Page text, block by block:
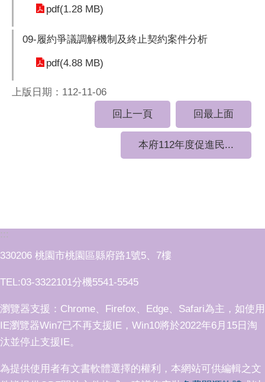
pdf(1.28 MB)
09-履約爭議調解機制及終止契約案件分析
pdf(4.88 MB)
上版日期：112-11-06
回上一頁
回最上面
本府112年度促進民...
:::
330206 桃園市桃園區縣府路1號5、7樓
TEL:03-3322101分機5541-5545
瀏覽器支援：Chrome、Firefox、Edge、Safari為主，如使用
IE瀏覽器Win7已不再支援IE，Win10將於2022年6月15日淘
汰並停止支援IE。
為提供使用者有文書軟體選擇的權利，本網站可供編輯之文